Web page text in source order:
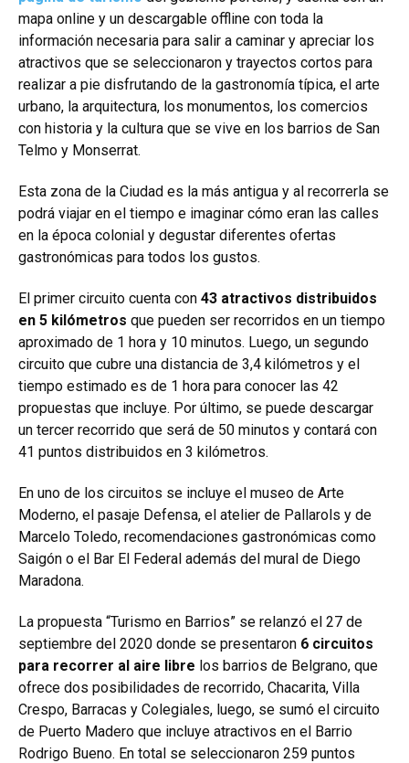
mapa online y un descargable offline con toda la
información necesaria para salir a caminar y apreciar los
atractivos que se seleccionaron y trayectos cortos para
realizar a pie disfrutando de la gastronomía típica, el arte
urbano, la arquitectura, los monumentos, los comercios
con historia y la cultura que se vive en los barrios de San
Telmo y Monserrat.
Esta zona de la Ciudad es la más antigua y al recorrerla se
podrá viajar en el tiempo e imaginar cómo eran las calles
en la época colonial y degustar diferentes ofertas
gastronómicas para todos los gustos.
El primer circuito cuenta con 43 atractivos distribuidos
en 5 kilómetros que pueden ser recorridos en un tiempo
aproximado de 1 hora y 10 minutos. Luego, un segundo
circuito que cubre una distancia de 3,4 kilómetros y el
tiempo estimado es de 1 hora para conocer las 42
propuestas que incluye. Por último, se puede descargar
un tercer recorrido que será de 50 minutos y contará con
41 puntos distribuidos en 3 kilómetros.
En uno de los circuitos se incluye el museo de Arte
Moderno, el pasaje Defensa, el atelier de Pallarols y de
Marcelo Toledo, recomendaciones gastronómicas como
Saigón o el Bar El Federal además del mural de Diego
Maradona.
La propuesta “Turismo en Barrios” se relanzó el 27 de
septiembre del 2020 donde se presentaron 6 circuitos
para recorrer al aire libre los barrios de Belgrano, que
ofrece dos posibilidades de recorrido, Chacarita, Villa
Crespo, Barracas y Colegiales, luego, se sumó el circuito
de Puerto Madero que incluye atractivos en el Barrio
Rodrigo Bueno. En total se seleccionaron 259 puntos